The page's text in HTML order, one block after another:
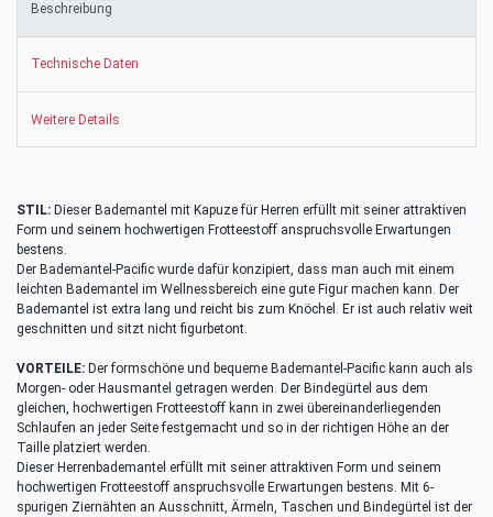
Beschreibung
Technische Daten
Weitere Details
STIL: Dieser Bademantel mit Kapuze für Herren erfüllt mit seiner attraktiven
Form und seinem hochwertigen Frotteestoff anspruchsvolle Erwartungen
bestens.
Der Bademantel-Pacific wurde dafür konzipiert, dass man auch mit einem
leichten Bademantel im Wellnessbereich eine gute Figur machen kann. Der
Bademantel ist extra lang und reicht bis zum Knöchel. Er ist auch relativ weit
geschnitten und sitzt nicht figurbetont.
VORTEILE: Der formschöne und bequeme Bademantel-Pacific kann auch als
Morgen- oder Hausmantel getragen werden. Der Bindegürtel aus dem
gleichen, hochwertigen Frotteestoff kann in zwei übereinanderliegenden
Schlaufen an jeder Seite festgemacht und so in der richtigen Höhe an der
Taille platziert werden.
Dieser Herrenbademantel erfüllt mit seiner attraktiven Form und seinem
hochwertigen Frotteestoff anspruchsvolle Erwartungen bestens. Mit 6-
spurigen Ziernähten an Ausschnitt, Ärmeln, Taschen und Bindegürtel ist der